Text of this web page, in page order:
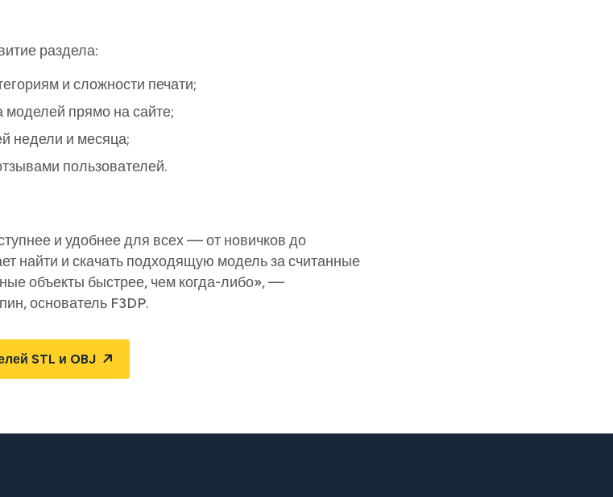
раздела:
и сложности печати;
моделей прямо на сайте;
недели и месяца;
пользователей.
и удобнее для всех — от новичков до
найти и скачать подходящую модель за считанные
объекты быстрее, чем когда-либо», —
основатель F3DP.
STL и OBJ